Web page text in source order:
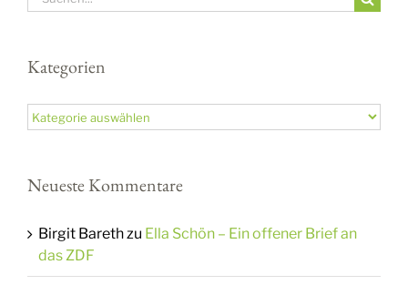
nach:
Kategorien
Kategorien
Neueste Kommentare
Birgit Barethzu Ella Schön – Ein offener Brief an
das ZDF